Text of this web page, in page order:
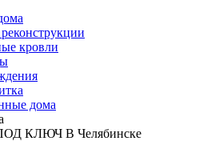
кровли
дома
КЛЮЧ В Челябинске